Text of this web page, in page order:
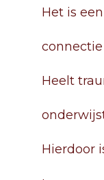
Het is
Heelt
Hierdoor